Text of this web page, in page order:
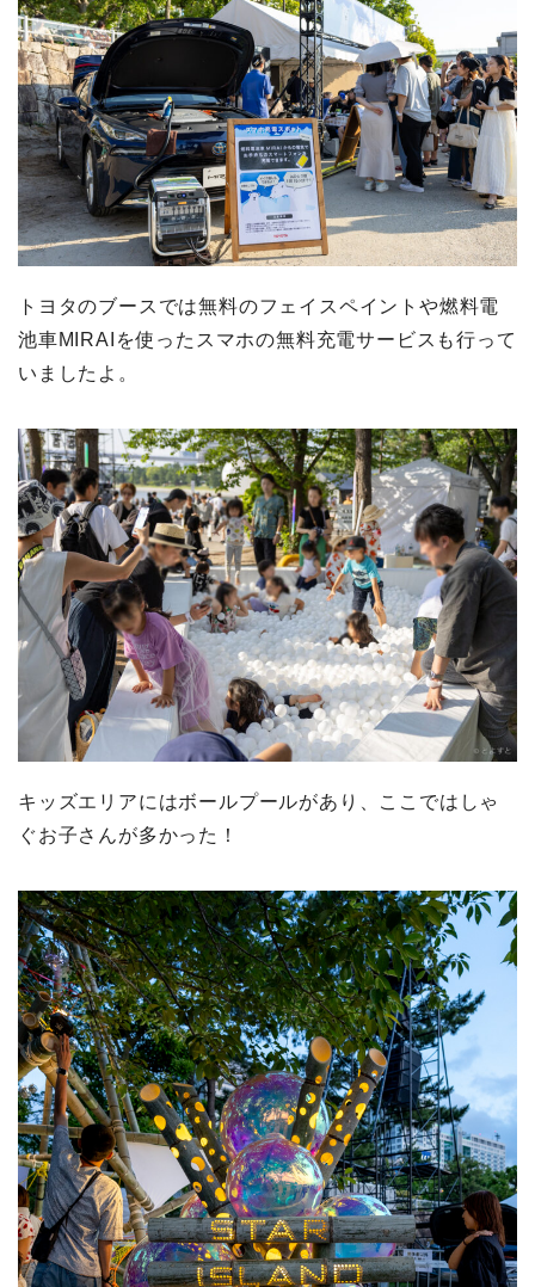
トヨタのブースでは無料のフェイスペイントや燃料電
池車MIRAIを使ったスマホの無料充電サービスも行って
いましたよ。
キッズエリアにはボールプールがあり、ここではしゃ
ぐお子さんが多かった！